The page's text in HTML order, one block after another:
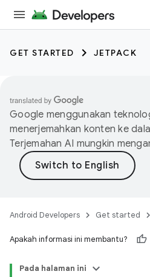
GET STARTED JETPACK
Google menggunakan
menerjemahkan konten ke
Terjemahan AI mungkin
Android Developers Get started
Apakah informasi ini membantu?
Pada halaman ini